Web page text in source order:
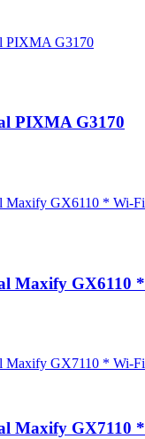
PIXMA G3170
Maxify GX6110
Maxify GX7110